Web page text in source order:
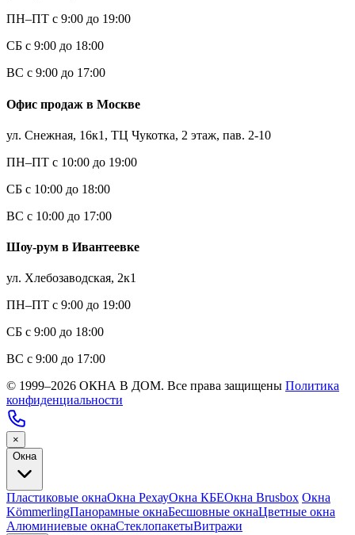
ПН–ПТ с 9:00 до 19:00
СБ с 9:00 до 18:00
ВС с 9:00 до 17:00
Офис продаж в Москве
ул. Снежная, 16к1, ТЦ Чукотка, 2 этаж, пав. 2-10
ПН–ПТ с 10:00 до 19:00
СБ с 10:00 до 18:00
ВС с 10:00 до 17:00
Шоу-рум в Ивантеевке
ул. Хлебозаводская, 2к1
ПН–ПТ с 9:00 до 19:00
СБ с 9:00 до 18:00
ВС с 9:00 до 17:00
© 1999–2026 ОКНА В ДОМ. Все права защищены Политика
конфиденциальности
×
Окна
Пластиковые окнаОкна РехауОкна КБЕОкна Brusbox Окна
KömmerlingПанорамные окнаБесшовные окнаЦветные окна
Алюминиевые окнаСтеклопакетыВитражи